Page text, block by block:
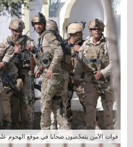
قوات الأمن يتفحّصون ضحايا في موقع الهجوم